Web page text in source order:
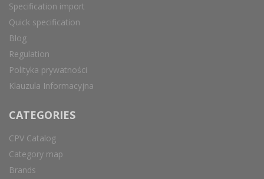
Specification import
Quick specification
Blog
Regulation
Polityka prywatności
Klauzula Informacyjna
CATEGORIES
CPV Catalog
Category map
Brands